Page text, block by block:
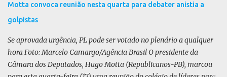
Motta convoca reunião nesta quarta para debater anistia a
golpistas
Se aprovada urgência, PL pode ser votado no plenário a qualquer
hora Foto: Marcelo Camargo/Agência Brasil O presidente da
Câmara dos Deputados, Hugo Motta (Republicanos-PB), marcou